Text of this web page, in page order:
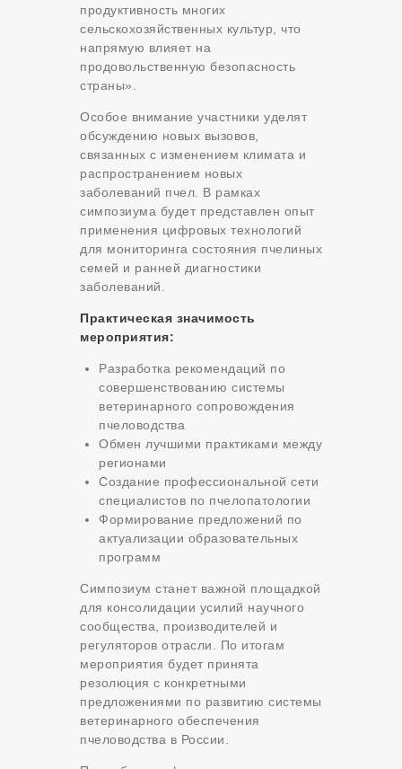
продуктивность многих
сельскохозяйственных культур, что
напрямую влияет на
продовольственную безопасность
страны».
Особое внимание участники уделят
обсуждению новых вызовов,
связанных с изменением климата и
распространением новых
заболеваний пчел. В рамках
симпозиума будет представлен опыт
применения цифровых технологий
для мониторинга состояния пчелиных
семей и ранней диагностики
заболеваний.
Практическая значимость
мероприятия:
Разработка рекомендаций по
совершенствованию системы
ветеринарного сопровождения
пчеловодства
Обмен лучшими практиками между
регионами
Создание профессиональной сети
специалистов по пчелопатологии
Формирование предложений по
актуализации образовательных
программ
Симпозиум станет важной площадкой
для консолидации усилий научного
сообщества, производителей и
регуляторов отрасли. По итогам
мероприятия будет принята
резолюция с конкретными
предложениями по развитию системы
ветеринарного обеспечения
пчеловодства в России.